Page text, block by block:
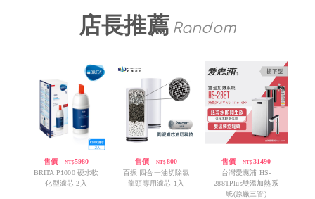
店長推薦 Random
售價/ NT$5980
BRITA P1000 硬水軟
化型濾芯 2入
售價 /NT$800
百振 四合一油切除氯
龍頭專用濾芯 1入
售價 /NT$31490
台灣愛惠浦 HS-
288TPlus雙溫加熱系
統(原廠三管)